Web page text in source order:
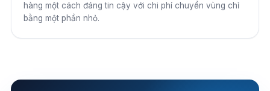
hàng một cách đáng tin cậy với chi phí chuyển vùng chỉ
bằng một phần nhỏ.